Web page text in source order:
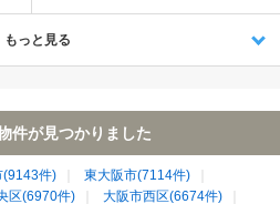
もっと見る
件が見つかりました
(9143件)
東大阪市(7114件)
区(6970件)
大阪市西区(6674件)